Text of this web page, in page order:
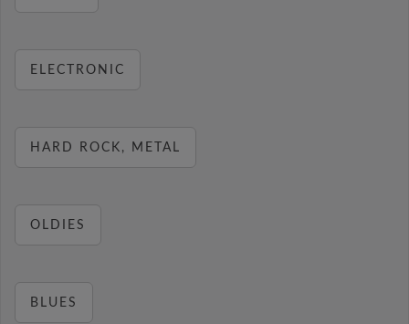
ELECTRONIC
HARD ROCK, METAL
OLDIES
BLUES